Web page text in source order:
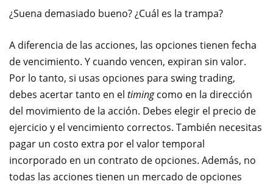
¿Suena demasiado bueno? ¿Cuál es la trampa?
A diferencia de las acciones, las opciones tienen fecha
de vencimiento. Y cuando vencen, expiran sin valor.
Por lo tanto, si usas opciones para swing trading,
debes acertar tanto en el timingcomo en la dirección
del movimiento de la acción. Debes elegir el precio de
ejercicio y el vencimiento correctos. También necesitas
pagar un costo extra por el valor temporal
incorporado en un contrato de opciones. Además, no
todas las acciones tienen un mercado de opciones